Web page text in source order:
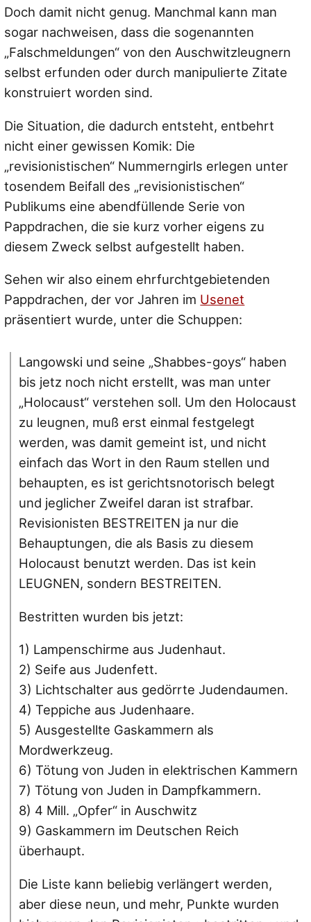
Doch damit nicht genug. Manchmal kann man
sogar nachweisen, dass die sogenannten
„Falschmeldungen“ von den Auschwitzleugnern
selbst erfunden oder durch manipulierte Zitate
konstruiert worden sind.
Die Situation, die dadurch entsteht, entbehrt
nicht einer gewissen Komik: Die
„revisionistischen“ Nummerngirls erlegen unter
tosendem Beifall des „revisionistischen“
Publikums eine abendfüllende Serie von
Pappdrachen, die sie kurz vorher eigens zu
diesem Zweck selbst aufgestellt haben.
Sehen wir also einem ehrfurchtgebietenden
Pappdrachen, der vor Jahren im Usenet
präsentiert wurde, unter die Schuppen:
Langowski und seine „Shabbes-goys“ haben
bis jetz noch nicht erstellt, was man unter
„Holocaust“ verstehen soll. Um den Holocaust
zu leugnen, muß erst einmal festgelegt
werden, was damit gemeint ist, und nicht
einfach das Wort in den Raum stellen und
behaupten, es ist gerichtsnotorisch belegt
und jeglicher Zweifel daran ist strafbar.
Revisionisten BESTREITEN ja nur die
Behauptungen, die als Basis zu diesem
Holocaust benutzt werden. Das ist kein
LEUGNEN, sondern BESTREITEN.
Bestritten wurden bis jetzt:
1) Lampenschirme aus Judenhaut.
2) Seife aus Judenfett.
3) Lichtschalter aus gedörrte Judendaumen.
4) Teppiche aus Judenhaare.
5) Ausgestellte Gaskammern als
Mordwerkzeug.
6) Tötung von Juden in elektrischen Kammern
7) Tötung von Juden in Dampfkammern.
8) 4 Mill. „Opfer“ in Auschwitz
9) Gaskammern im Deutschen Reich
überhaupt.
Die Liste kann beliebig verlängert werden,
aber diese neun, und mehr, Punkte wurden